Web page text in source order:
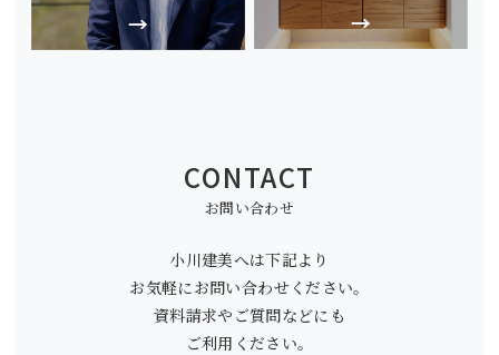
CONTACT
お問い合わせ
小川建美へは下記より
お気軽にお問い合わせください。
資料請求やご質問などにも
ご利用ください。